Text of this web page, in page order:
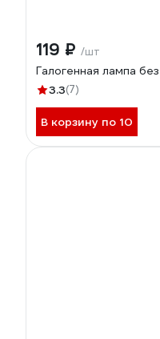
119 ₽ /шт
Галогенная лампа
3.3(7)
В корзину по 10